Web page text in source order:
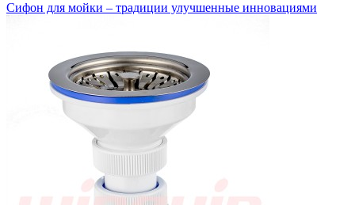
Сифон для мойки – традиции улучшенные инновациями